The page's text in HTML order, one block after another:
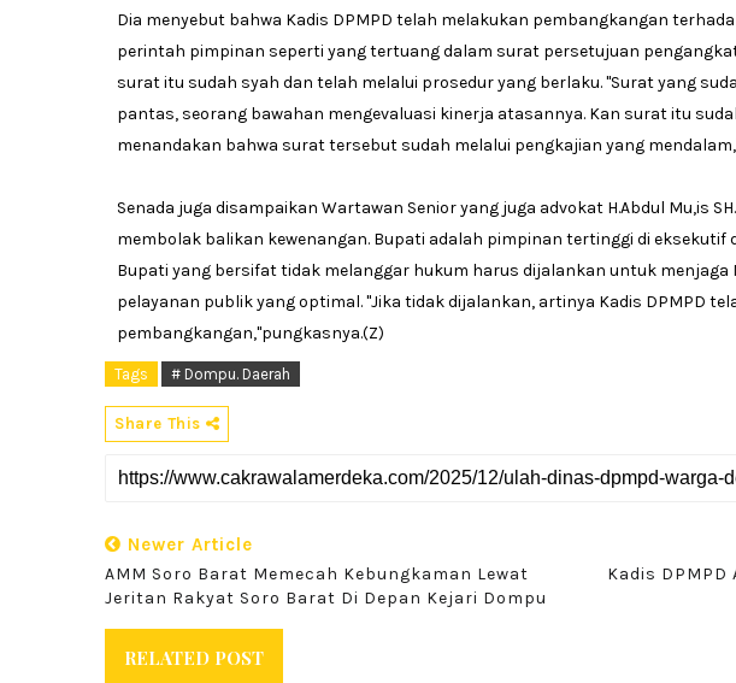
Dia menyebut bahwa Kadis DPMPD telah melakukan pembangkangan
perintah pimpinan seperti yang tertuang dalam surat persetujuan
surat itu sudah syah dan telah melalui prosedur yang berlaku. "Surat yang
pantas, seorang bawahan mengevaluasi kinerja atasannya. Kan surat itu
menandakan bahwa surat tersebut sudah melalui pengkajian yang
Senada juga disampaikan Wartawan Senior yang juga advokat H.Abdul Mu,is
membolak balikan kewenangan. Bupati adalah pimpinan tertinggi di eksekutif
Bupati yang bersifat tidak melanggar hukum harus dijalankan untuk menjaga
pelayanan publik yang optimal. "Jika tidak dijalankan, artinya Kadis DPMPD
pembangkangan,"pungkasnya.(Z)
Tags # Dompu. Daerah
Share This
Newer Article
AMM Soro Barat Memecah Kebungkaman Lewat
Jeritan Rakyat Soro Barat Di Depan Kejari Dompu
‎Kadis
RELATED POST